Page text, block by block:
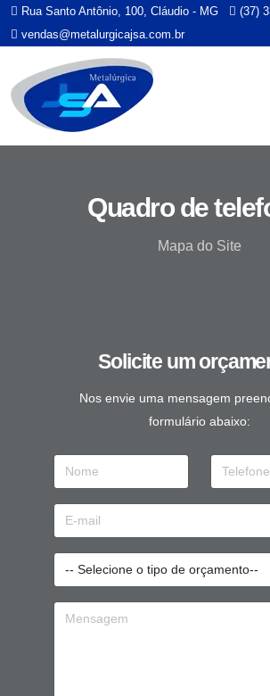
Rua Santo Antônio, 100, Cláudio - MG
(37)
vendas@metalurgicajsa.com.br
Quadro de
Mapa do Site
Solicite um
Nos envie uma mensagem
formulário abaixo: